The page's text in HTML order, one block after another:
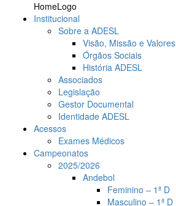
HomeLogo
Institucional
Sobre a ADESL
Visão, Missão e Valores
Órgãos Sociais
História ADESL
Associados
Legislação
Gestor Documental
Identidade ADESL
Acessos
Exames Médicos
Campeonatos
2025/2026
Andebol
Feminino – 1ª D
Masculino – 1ª D